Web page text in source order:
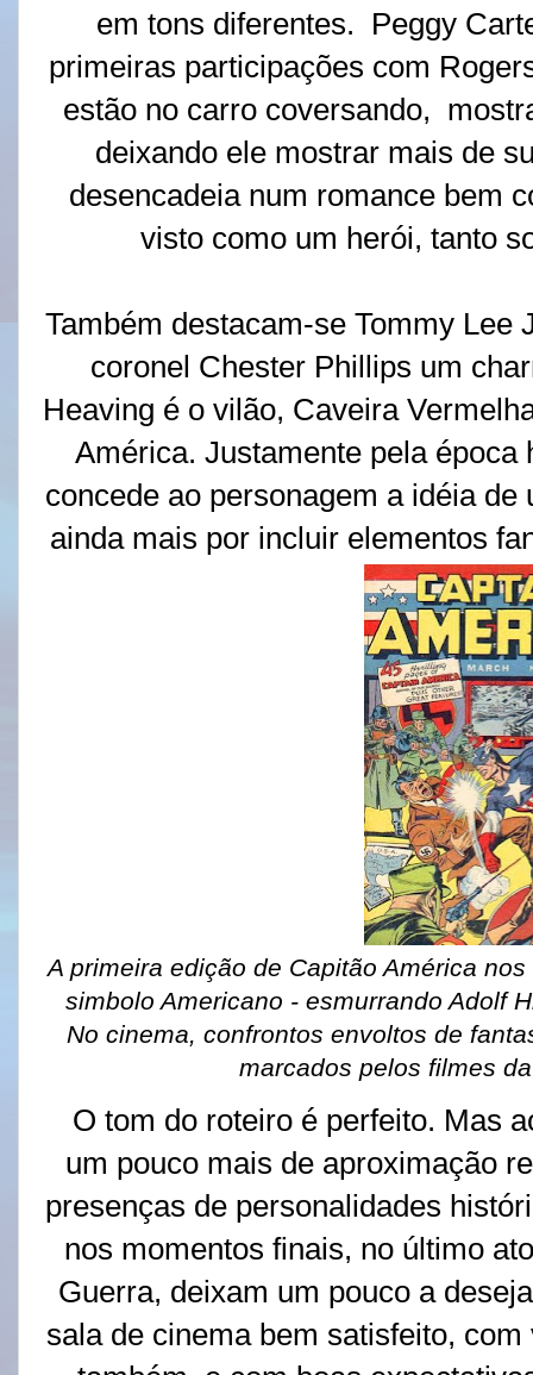
em tons diferentes. Peggy
primeiras participações com
estão no carro coversando,
deixando ele mostrar mais de
desencadeia num romance bem
visto como um herói, tanto
Também destacam-se Tommy Lee
coronel Chester Phillips um
Heaving é o vilão, Caveira
América. Justamente pela
concede ao personagem a idéia
ainda mais por incluir elementos
A primeira edição de Capitão América
simbolo Americano - esmurrando Adolf
No cinema, confrontos envoltos de
marcados pelos filmes
O tom do roteiro é perfeito. Mas
um pouco mais de aproximação
presenças de personalidades
nos momentos finais, no último
Guerra, deixam um pouco a
sala de cinema bem satisfeito,